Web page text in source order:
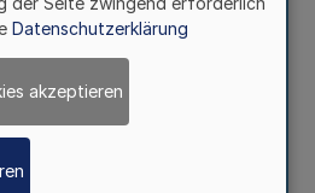
Datenschutzerklärung
akzeptieren